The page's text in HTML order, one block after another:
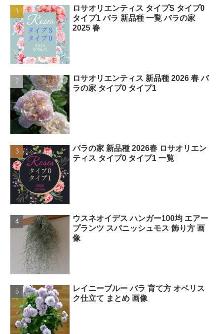
ロサオリエンティス タイプS タイプ0
タイプ1 バラ 新品種 一覧 バラの家
2025 春
ロサオリエンティス 新品種 2026 春 バ
ラの家 タイプ0 タイプ1
バラの家 新品種 2026春 ロサオリエン
ティス タイプ0 タイプ1 一覧
ウスネオイデス ハンガー100均 エアー
プランツ スパニッシュモス 飾り方 画
像
レイニーブルー バラ 育て方 オベリス
ク仕立て まとめ 画像